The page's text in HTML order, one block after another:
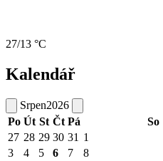
27/13 °C
Kalendář
Srpen2026
Po Út St Čt Pá So
27 28 29 30 31 1
3
4 5 6 7 8